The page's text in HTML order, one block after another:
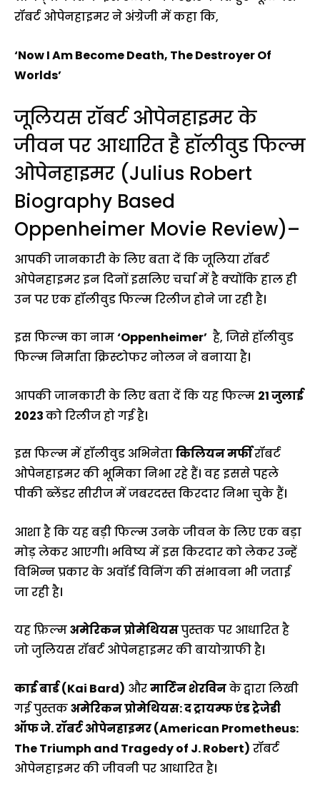
रॉबर्ट ओपेनहाइमर ने अंग्रेजी में कहा कि,
‘Now I Am Become Death, The Destroyer Of
Worlds’
जूलियस रॉबर्ट ओपेनहाइमर के
जीवन पर आधारित है हॉलीवुड फिल्म
ओपेनहाइमर (Julius Robert
Biography Based
Oppenheimer Movie Review)–
आपकी जानकारी के लिए बता दें कि जूलिया रॉबर्ट
ओपेनहाइमर इन दिनों इसलिए चर्चा में है क्योंकि हाल ही
उन पर एक हॉलीवुड फिल्म रिलीज होने जा रही है।
इस फिल्म का नाम‘Oppenheimer’ है, जिसे हॉलीवुड
फिल्म निर्माता क्रिस्टोफर नोलन ने बनाया है।
आपकी जानकारी के लिए बता दें कि यह फिल्म 21 जुलाई
2023को रिलीज हो गई है।
इस फिल्म में हॉलीवुड अभिनेताकिलियन मर्फीरॉबर्ट
ओपेनहाइमर की भूमिका निभा रहे हैं। वह इससे पहले
पीकी ब्लेंडर सीरीज में जबरदस्त किरदार निभा चुके हैं।
आशा है कि यह बड़ी फिल्म उनके जीवन के लिए एक बड़ा
मोड़ लेकर आएगी। भविष्य में इस किरदार को लेकर उन्हें
विभिन्न प्रकार के अवॉर्ड विनिंग की संभावना भी जताई
जा रही है।
यह फ़िल्मअमेरिकन प्रोमेथियसपुस्तक पर आधारित है
जो जुलियस रॉबर्ट ओपेनहाइमर की बायोग्राफी है।
काई बार्ड (Kai Bard) औरमार्टिन शेरविनकेद्वारा लिखी
गई पुस्तकअमेरिकन प्रोमेथियस: द ट्रायम्फ एंड ट्रेजेडी
ऑफ जे. रॉबर्ट ओपेनहाइमर (American Prometheus:
The Triumph and Tragedy of J. Robert) रॉबर्ट
ओपेनहाइमर की जीवनी पर आधारित है।